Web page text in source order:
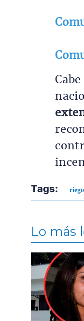
Tags: riego
Lo más
Contenido